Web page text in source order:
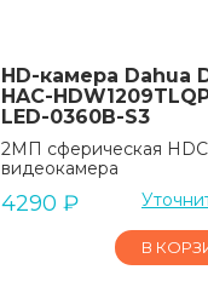
HD-камера Dahua
HAC-
LED-0360B-S3
2МП сферическая
видеокамера
4290 ₽
В